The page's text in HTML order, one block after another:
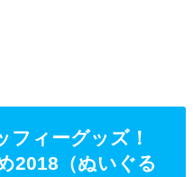
フィーグッズ！
2018（ぬいぐる